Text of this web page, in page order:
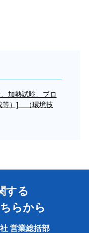
加熱試験、プロ
等）] （環境技
する
らから
営業総括部